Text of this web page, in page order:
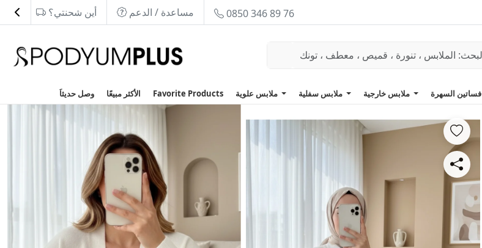
أين شحنتي؟ مساعدة / الدعم 0850 346 89 76
وصل حديثاَ الأكثر مبيعًا Favorite Products ملابس علوية ملابس سفلية ملابس خارجية فساتين السهرة